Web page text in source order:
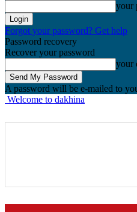
your
Forgot your password? Get help
Password recovery
Recover your password
your
A password will be e-mailed to
Welcome to dakhina